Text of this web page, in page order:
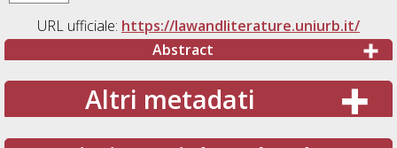
URL ufficiale: https://lawandliterature.uniurb.it/
Abstract
Altri metadati